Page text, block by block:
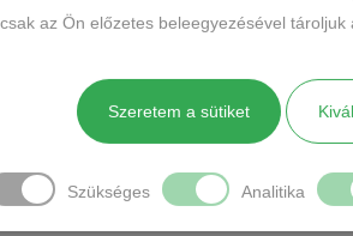
az Ön előzetes beleegyezésével
Szeretem a sütiket
Szükséges Analitika